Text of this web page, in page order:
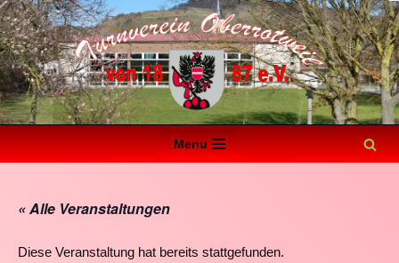
Zum
Inhalt
springen
Menu
« Alle Veranstaltungen
Diese Veranstaltung hat bereits stattgefunden.